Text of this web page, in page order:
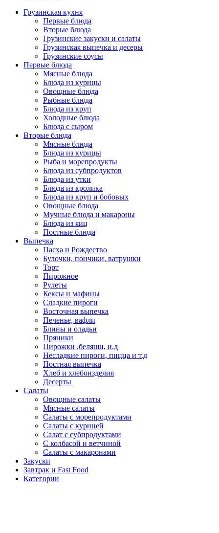
Грузинская кухня
Первые блюда
Вторые блюда
Грузинские закуски и салаты
Грузинская выпечка и десеры
Грузинские соусы
Первые блюда
Мясные блюда
Блюда из курицы
Овощные блюда
Рыбные блюда
Блюда из круп
Холодные блюда
Блюда с сыром
Вторые блюда
Мясные блюда
Блюда из курицы
Рыба и морепродукты
Блюда из субпродуктов
Блюда из утки
Блюда из кролика
Блюда из круп и бобовых
Овощные блюда
Мучные блюда и макароны
Блюда из яиц
Постные блюда
Выпечка
Пасха и Рождество
Булочки, пончики, ватрушки
Торт
Пирожное
Рулеты
Кексы и мафины
Сладкие пироги
Восточная выпечка
Печенье, вафли
Блины и оладьи
Пряники
Пирожки ,беляши, и.д
Несладкие пироги, пицца и т.д
Постная выпечка
Хлеб и хлебоизделия
Десерты
Салаты
Овощные салаты
Мясные салаты
Салаты с морепродуктами
Салаты с курицей
Салат с субпродуктами
С колбасой и ветчиной
Салаты с макаронами
Закуски
Завтрак и Fast Food
Категории